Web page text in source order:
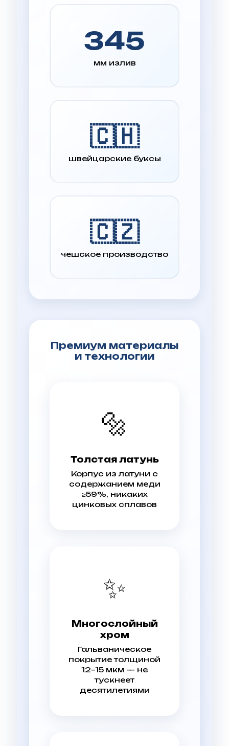
345
мм излив
🇨🇭
швейцарские буксы
🇨🇿
чешское производство
Премиум материалы
и технологии
🔩
Толстая латунь
Корпус из латуни с
содержанием меди
≥59%, никаких
цинковых сплавов
✨
Многослойный
хром
Гальваническое
покрытие толщиной
12–15 мкм — не
тускнеет
десятилетиями